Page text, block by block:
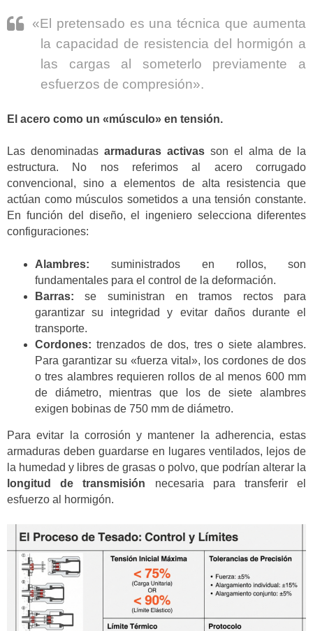
«El pretensado es una técnica que aumenta
la capacidad de resistencia del hormigón a
las cargas al someterlo previamente a
esfuerzos de compresión».
El acero como un «músculo» en tensión.
Las denominadas armaduras activas son el alma de la
estructura. No nos referimos al acero corrugado
convencional, sino a elementos de alta resistencia que
actúan como músculos sometidos a una tensión constante.
En función del diseño, el ingeniero selecciona diferentes
configuraciones:
Alambres: suministrados en rollos, son
fundamentales para el control de la deformación.
Barras: se suministran en tramos rectos para
garantizar su integridad y evitar daños durante el
transporte.
Cordones: trenzados de dos, tres o siete alambres.
Para garantizar su «fuerza vital», los cordones de dos
o tres alambres requieren rollos de al menos 600 mm
de diámetro, mientras que los de siete alambres
exigen bobinas de 750 mm de diámetro.
Para evitar la corrosión y mantener la adherencia, estas
armaduras deben guardarse en lugares ventilados, lejos de
la humedad y libres de grasas o polvo, que podrían alterar la
longitud de transmisión necesaria para transferir el
esfuerzo al hormigón.